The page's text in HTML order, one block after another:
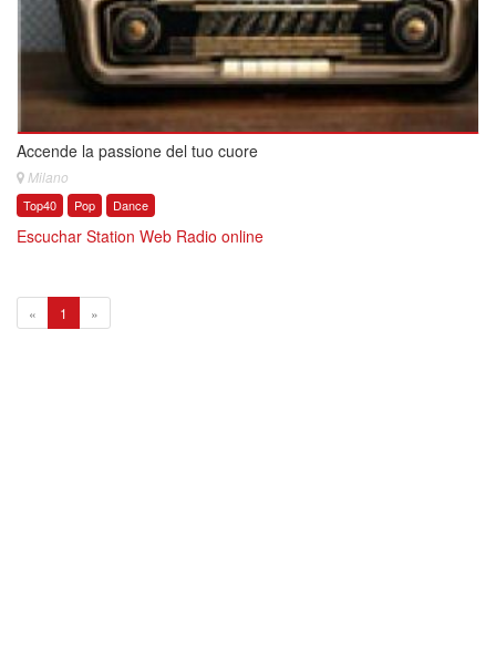
Accende la passione del tuo cuore
Milano
Top40 Pop Dance
Escuchar Station Web Radio online
« 1 »